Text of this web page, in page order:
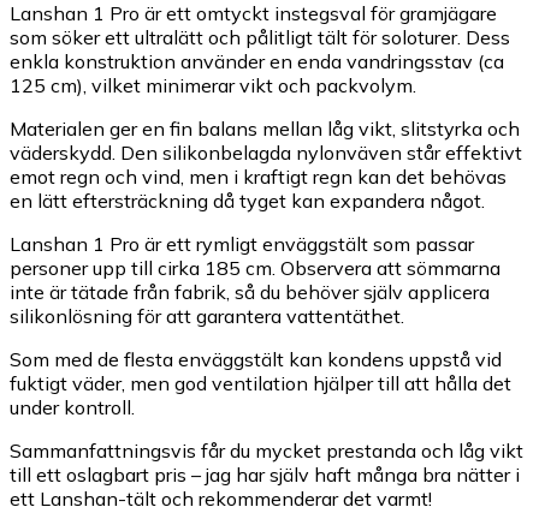
Lanshan 1 Pro är ett omtyckt instegsval för gramjägare
som söker ett ultralätt och pålitligt tält för soloturer. Dess
enkla konstruktion använder en enda vandringsstav (ca
125 cm), vilket minimerar vikt och packvolym.
Materialen ger en fin balans mellan låg vikt, slitstyrka och
väderskydd. Den silikonbelagda nylonväven står effektivt
emot regn och vind, men i kraftigt regn kan det behövas
en lätt eftersträckning då tyget kan expandera något.
Lanshan 1 Pro är ett rymligt enväggstält som passar
personer upp till cirka 185 cm. Observera att sömmarna
inte är tätade från fabrik, så du behöver själv applicera
silikonlösning för att garantera vattentäthet.
Som med de flesta enväggstält kan kondens uppstå vid
fuktigt väder, men god ventilation hjälper till att hålla det
under kontroll.
Sammanfattningsvis får du mycket prestanda och låg vikt
till ett oslagbart pris – jag har själv haft många bra nätter i
ett Lanshan-tält och rekommenderar det varmt!